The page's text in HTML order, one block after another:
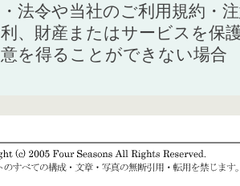
・法令や当社のご利用規約・
利、財産またはサービスを保
意を得ることができない場合